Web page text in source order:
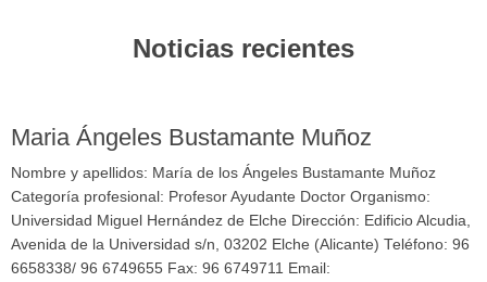
Noticias recientes
Maria Ángeles Bustamante Muñoz
Nombre y apellidos: María de los Ángeles Bustamante Muñoz
Categoría profesional: Profesor Ayudante Doctor Organismo:
Universidad Miguel Hernández de Elche Dirección: Edificio Alcudia,
Avenida de la Universidad s/n, 03202 Elche (Alicante) Teléfono: 96
6658338/ 96 6749655 Fax: 96 6749711 Email: